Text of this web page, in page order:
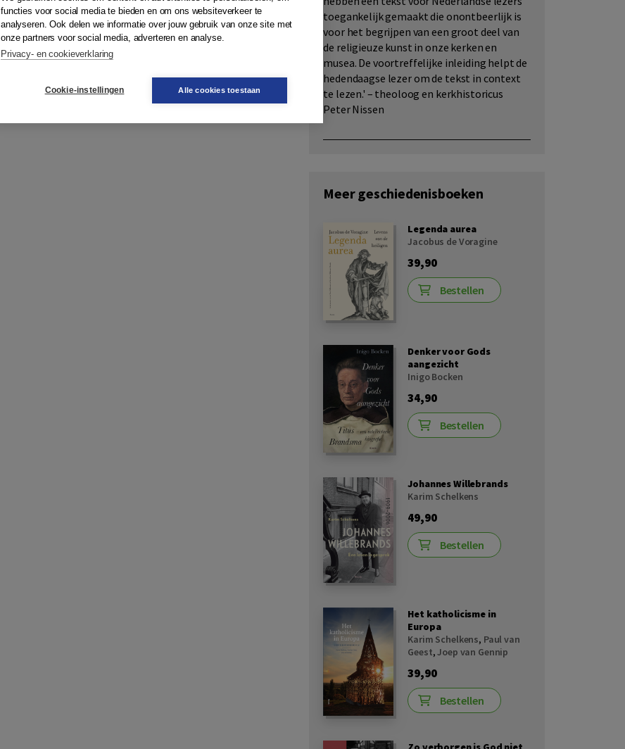
toegankelijk gemaakt die onontbeerlijk is
voor het begrijpen van een groot deel van
de religieuze kunst in onze kerken en
musea. De voortreffelijke inleiding helpt de
hedendaagse lezer om de tekst in context
te lezen.' – theoloog en kerkhistoricus
Peter Nissen
Meer geschiedenisboeken
Legenda aurea
Jacobus de Voragine
39,90
Bestellen
Denker voor Gods
aangezicht
Inigo Bocken
34,90
Bestellen
Johannes Willebrands
Karim Schelkens
49,90
Bestellen
Het katholicisme in
Europa
Karim Schelkens, Paul van
Geest,Joep van Gennip
39,90
Bestellen
functies voor social media te bieden en om ons websiteverkeer te
analyseren. Ook delen we informatie over jouw gebruik van onze site met
onze partners voor social media, adverteren en analyse.
Privacy- en cookieverklaring
Cookie-instellingen Alle cookies toestaan